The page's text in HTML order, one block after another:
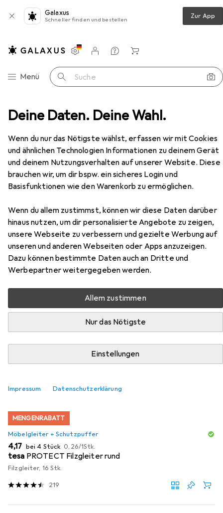
Deine Daten. Deine Wahl.
Wenn du nur das Nötigste wählst, erfassen wir mit Cookies
und ähnlichen Technologien Informationen zu deinem Gerät
und deinem Nutzungsverhalten auf unserer Website. Diese
brauchen wir, um dir bspw. ein sicheres Login und
Basisfunktionen wie den Warenkorb zu ermöglichen.
Wenn du allem zustimmst, können wir diese Daten darüber
hinaus nutzen, um dir personalisierte Angebote zu zeigen,
unsere Webseite zu verbessern und gezielte Werbung auf
unseren und anderen Webseiten oder Apps anzuzeigen.
Dazu können bestimmte Daten auch an Dritte und
Werbepartner weitergegeben werden.
Allem zustimmen
Nur das Nötigste
Einstellungen
Impressum Datenschutzerklärung
Galaxus
Schneller finden und bestellen Zur App
Navigation nach Kategorien
Menü Suche
Einstellungen
Kundenkonto
Vergleichslisten
Merklisten
Warenkorb
Wohnzimmer Regal Vicco Unterschrank R-Line
EUR
126,02
Vicco Unterschrank R-Line
Zubehör für Vicco Unterschrank
R-Line
Hier findest du passendes Zubehör zum Produkt Vicco
Unterschrank R-Line aus der Kategorie Möbelgleiter +
MENGENRABATT
Möbelgleiter + Schutzpuffer
EUR
4,17 bei 4 Stück EUR
0,26/1Stk.
tesa PROTECT Filzgleiter rund
Filzgleiter, 16 Stk.
219